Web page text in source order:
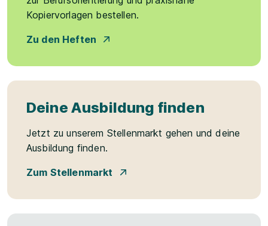
Kopiervorlagen bestellen.
Zu den Heften
Deine Ausbildung finden
Jetzt zu unserem Stellenmarkt gehen und deine
Ausbildung finden.
Zum Stellenmarkt